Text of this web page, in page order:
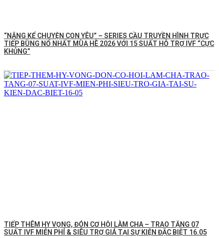
“NẮNG KỂ CHUYỆN CON YÊU” – SERIES CẦU TRUYỀN HÌNH TRỰC
TIẾP BÙNG NỔ NHẤT MÙA HÈ 2026 VỚI 15 SUẤT HỖ TRỢ IVF “CỰC
KHỦNG”
TIẾP THÊM HY VỌNG, ĐÓN CƠ HỘI LÀM CHA – TRAO TẶNG 07
SUẤT IVF MIỄN PHÍ & SIÊU TRỢ GIÁ TẠI SỰ KIỆN ĐẶC BIỆT 16.05